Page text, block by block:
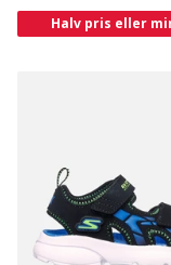
Halv pris eller